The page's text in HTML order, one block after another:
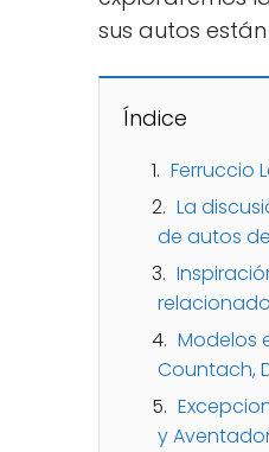
sus autos
Índice
Ferruccio
La
de autos
Modelos
Countach,
y